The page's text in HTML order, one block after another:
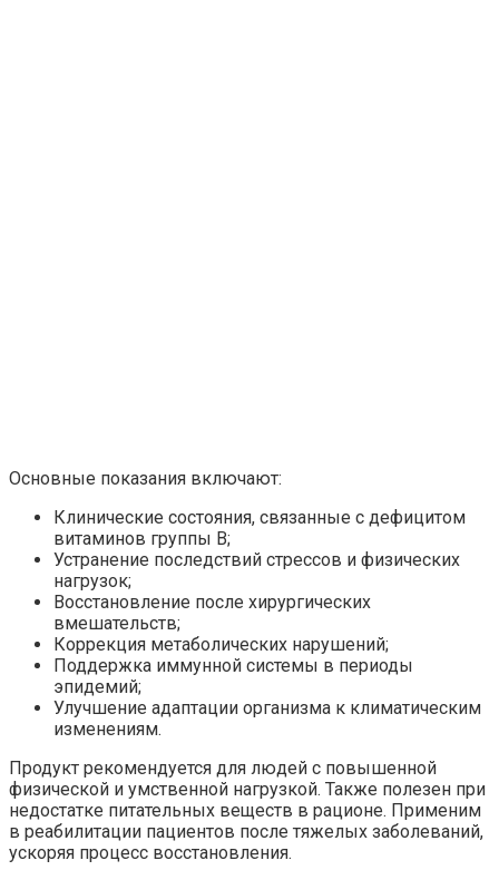
Основные показания включают:
Клинические состояния, связанные с дефицитом
витаминов группы В;
Устранение последствий стрессов и физических
нагрузок;
Восстановление после хирургических
вмешательств;
Коррекция метаболических нарушений;
Поддержка иммунной системы в периоды
эпидемий;
Улучшение адаптации организма к климатическим
изменениям.
Продукт рекомендуется для людей с повышенной
физической и умственной нагрузкой. Также полезен при
недостатке питательных веществ в рационе. Применим
в реабилитации пациентов после тяжелых заболеваний,
ускоряя процесс восстановления.